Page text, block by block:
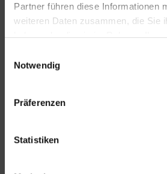
Partner führen diese Informationen
weiteren Daten zusammen, die Sie
Notwendig
Präferenzen
Statistiken